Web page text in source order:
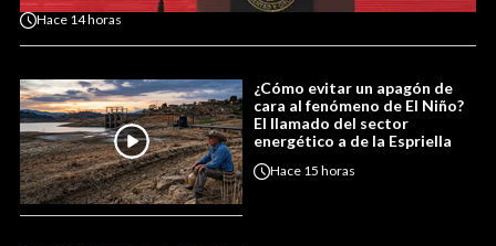
Hace 14 horas
¿Cómo evitar un apagón de
cara al fenómeno de El Niño?
El llamado del sector
energético a de la Espriella
Hace 15 horas